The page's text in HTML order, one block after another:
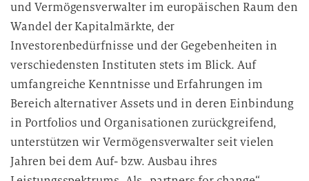
und Vermögensverwalter im europäischen Raum den
Wandel der Kapitalmärkte, der
Investorenbedürfnisse und der Gegebenheiten in
verschiedensten Instituten stets im Blick. Auf
umfangreiche Kenntnisse und Erfahrungen im
Bereich alternativer Assets und in deren Einbindung
in Portfolios und Organisationen zurückgreifend,
unterstützen wir Vermögensverwalter seit vielen
Jahren bei dem Auf- bzw. Ausbau ihres